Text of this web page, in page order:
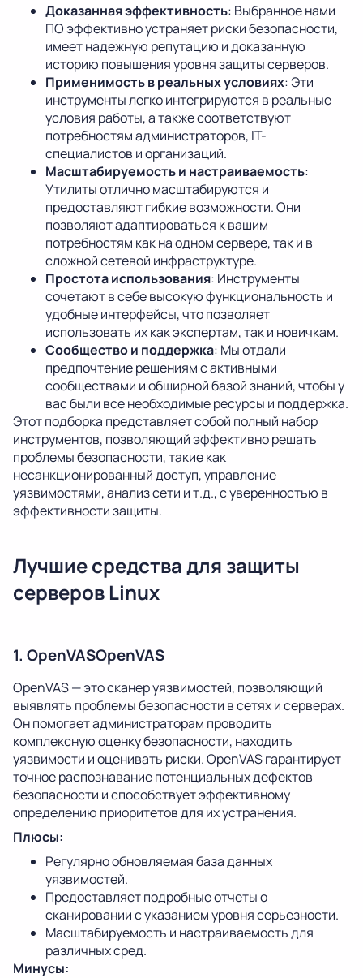
Доказанная эффективность: Выбранное нами
ПО эффективно устраняет риски безопасности,
имеет надежную репутацию и доказанную
историю повышения уровня защиты серверов.
Применимость в реальных условиях: Эти
инструменты легко интегрируются в реальные
условия работы, а также соответствуют
потребностям администраторов, IT-
специалистов и организаций.
Масштабируемость и настраиваемость:
Утилиты отлично масштабируются и
предоставляют гибкие возможности. Они
позволяют адаптироваться к вашим
потребностям как на одном сервере, так и в
сложной сетевой инфраструктуре.
Простота использования: Инструменты
сочетают в себе высокую функциональность и
удобные интерфейсы, что позволяет
использовать их как экспертам, так и новичкам.
Сообщество и поддержка: Мы отдали
предпочтение решениям с активными
сообществами и обширной базой знаний, чтобы у
вас были все необходимые ресурсы и поддержка.
Этот подборка представляет собой полный набор
инструментов, позволяющий эффективно решать
проблемы безопасности, такие как
несанкционированный доступ, управление
уязвимостями, анализ сети и т.д., с уверенностью в
эффективности защиты.
Лучшие средства для защиты
серверов Linux
1. OpenVASOpenVAS
OpenVAS — это сканер уязвимостей, позволяющий
выявлять проблемы безопасности в сетях и серверах.
Он помогает администраторам проводить
комплексную оценку безопасности, находить
уязвимости и оценивать риски. OpenVAS гарантирует
точное распознавание потенциальных дефектов
безопасности и способствует эффективному
определению приоритетов для их устранения.
Плюсы:
Регулярно обновляемая база данных
уязвимостей.
Предоставляет подробные отчеты о
сканировании с указанием уровня серьезности.
Масштабируемость и настраиваемость для
различных сред.
Минусы: